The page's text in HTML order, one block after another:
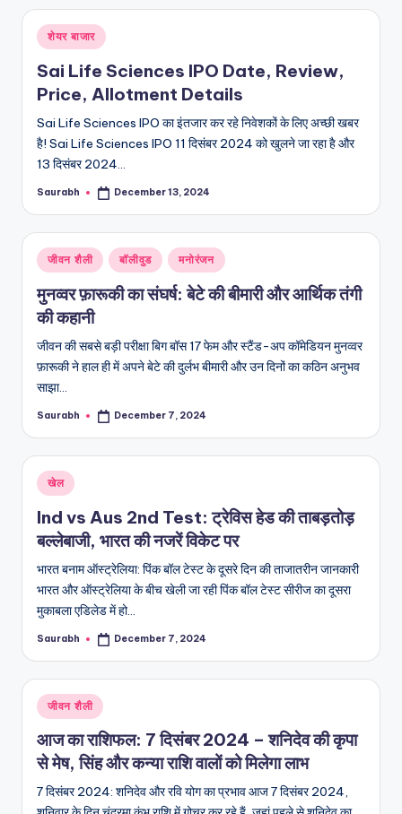
Posted
in
शेयर बाजार
Sai Life Sciences IPO Date, Review,
Price, Allotment Details
Sai Life Sciences IPO का इंतजार कर रहे निवेशकों के लिए अच्छी खबर
है! Sai Life Sciences IPO 11 दिसंबर 2024 को खुलने जा रहा है और
13 दिसंबर 2024…
Posted
Saurabh December 13, 2024
Posted
in
जीवन शैली बॉलीवुड मनोरंजन
मुनव्वर फ़ारूकी का संघर्ष: बेटे की बीमारी और आर्थिक तंगी
की कहानी
जीवन की सबसे बड़ी परीक्षा बिग बॉस 17 फेम और स्टैंड-अप कॉमेडियन मुनव्वर
फ़ारूकी ने हाल ही में अपने बेटे की दुर्लभ बीमारी और उन दिनों का कठिन अनुभव
साझा…
Posted
Saurabh December 7, 2024
Posted
in
खेल
Ind vs Aus 2nd Test: ट्रेविस हेड की ताबड़तोड़
बल्लेबाजी, भारत की नजरें विकेट पर
भारत बनाम ऑस्ट्रेलिया: पिंक बॉल टेस्ट के दूसरे दिन की ताजातरीन जानकारी
भारत और ऑस्ट्रेलिया के बीच खेली जा रही पिंक बॉल टेस्ट सीरीज का दूसरा
मुकाबला एडिलेड में हो…
Posted
Saurabh December 7, 2024
Posted
in
जीवन शैली
आज का राशिफल: 7 दिसंबर 2024 – शनिदेव की कृपा
से मेष, सिंह और कन्या राशि वालों को मिलेगा लाभ
7 दिसंबर 2024: शनिदेव और रवि योग का प्रभाव आज 7 दिसंबर 2024,